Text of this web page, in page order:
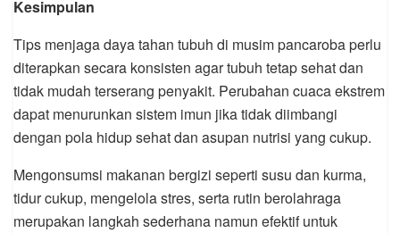
Kesimpulan
Tips menjaga daya tahan tubuh di musim pancaroba perlu
diterapkan secara konsisten agar tubuh tetap sehat dan
tidak mudah terserang penyakit. Perubahan cuaca ekstrem
dapat menurunkan sistem imun jika tidak diimbangi
dengan pola hidup sehat dan asupan nutrisi yang cukup.
Mengonsumsi makanan bergizi seperti susu dan kurma,
tidur cukup, mengelola stres, serta rutin berolahraga
merupakan langkah sederhana namun efektif untuk